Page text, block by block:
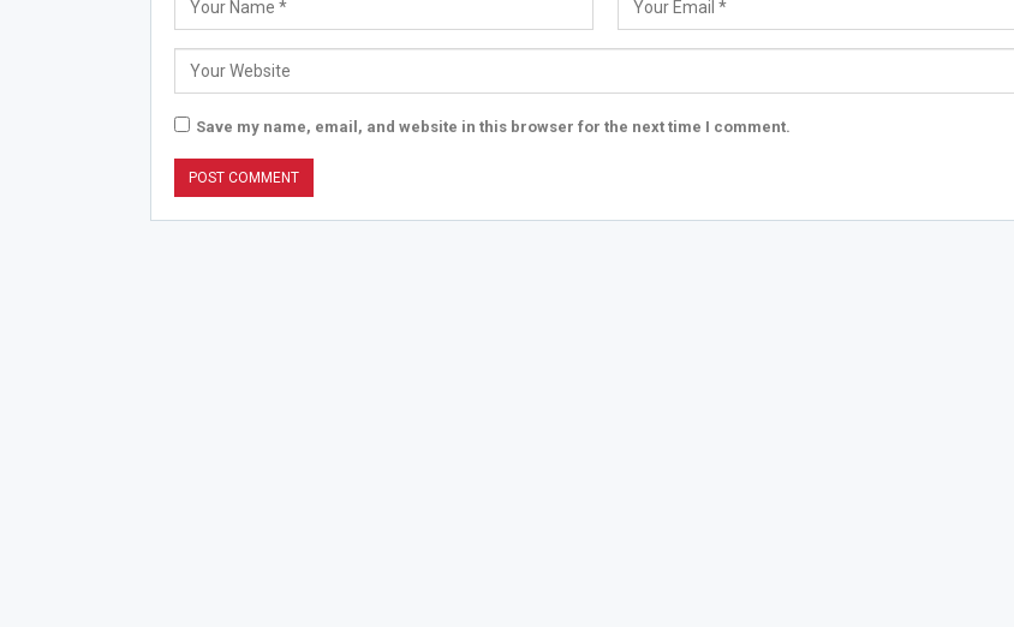
Save my name, email, and website in this browser for the next time I comment.